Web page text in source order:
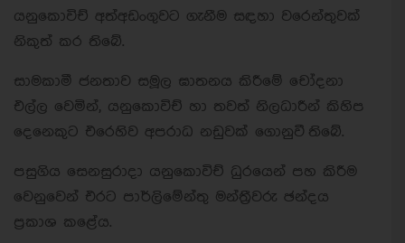
යනුකොවිච් අත්අඩංගුවට ගැනීම සඳහා වරෙන්තුවක්
නිකුත් කර තිබේ.
සාමකාමී ජනතාව සමූල ඝාතනය කිරීමේ චෝදනා
එල්ල වෙමින්, යනුකොවිච් හා තවත් නිලධාරීන් කිහිප
දෙනෙකුට එරෙහිව අපරාධ නඩුවක් ගොනුවී තිබේ.
පසුගිය සෙනසුරාදා යනුකොවිච් ධුරයෙන් පහ කිරීම
වෙනුවෙන් එරට පාර්ලිමේන්තු මන්ත්‍රීවරු ඡන්දය
ප්‍රකාශ කළේය.